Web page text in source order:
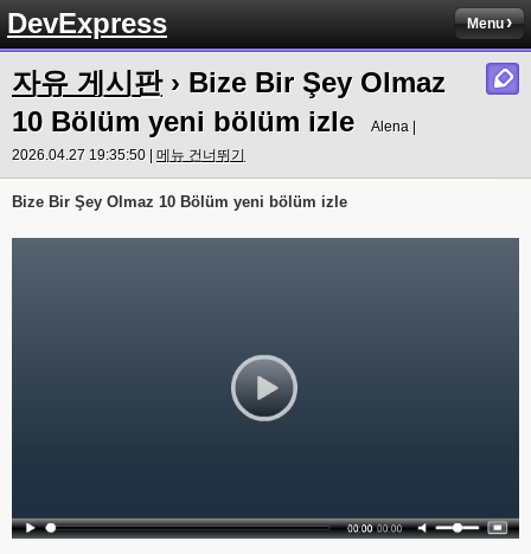
DevExpress Menu
자유 게시판› Bize Bir Şey Olmaz
10 Bölüm yeni bölüm izle
Alena |
2026.04.27 19:35:50 | 메뉴 건너뛰기
Bize Bir Şey Olmaz 10 Bölüm yeni bölüm izle